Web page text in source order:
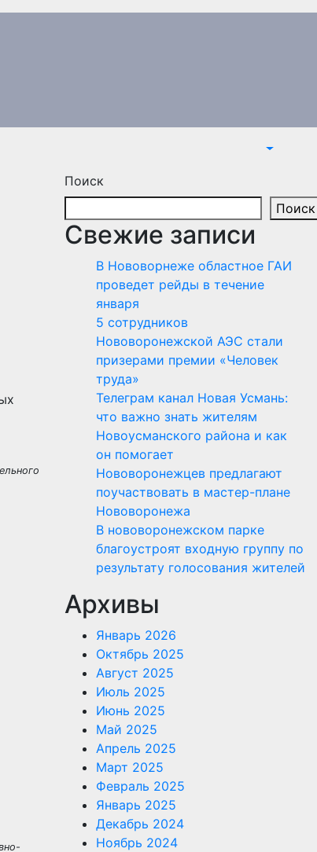
Поиск
Поиск
Свежие записи
В Нововорнеже областное ГАИ
проведет рейды в течение
января
5 сотрудников
Нововоронежской АЭС стали
призерами премии «Человек
труда»
Телеграм канал Новая Усмань:
что важно знать жителям
Новоусманского района и как
он помогает
Нововоронежцев предлагают
поучаствовать в мастер-плане
Нововоронежа
В нововоронежском парке
благоустроят входную группу по
результату голосования жителей
Архивы
Январь 2026
Октябрь 2025
Август 2025
Июль 2025
Июнь 2025
Май 2025
Апрель 2025
Март 2025
Февраль 2025
Январь 2025
Декабрь 2024
Ноябрь 2024